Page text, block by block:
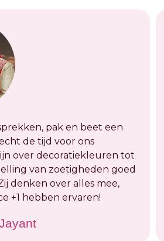
pak en beet een
de tijd voor ons
over decoratiekleuren tot
van zoetigheden goed
denken over alles mee,
+1 hebben ervaren!